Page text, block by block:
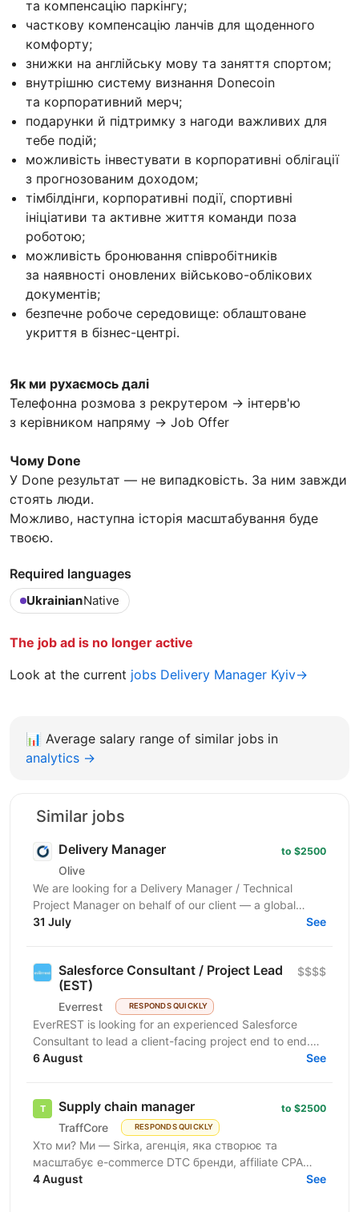
та компенсацію паркінгу;
часткову компенсацію ланчів для щоденного
комфорту;
знижки на англійську мову та заняття спортом;
внутрішню систему визнання Donecoin
та корпоративний мерч;
подарунки й підтримку з нагоди важливих для
тебе подій;
можливість інвестувати в корпоративні облігації
з прогнозованим доходом;
тімбілдінги, корпоративні події, спортивні
ініціативи та активне життя команди поза
роботою;
можливість бронювання співробітників
за наявності оновлених військово-облікових
документів;
безпечне робоче середовище: облаштоване
укриття в бізнес-центрі.
Як ми рухаємось далі
Телефонна розмова з рекрутером → інтерв'ю
з керівником напряму → Job Offer
Чому Done
У Done результат — не випадковість. За ним завжди
стоять люди.
Можливо, наступна історія масштабування буде
твоєю.
Required languages
UkrainianNative
The job ad is no longer active
Look at the current jobs Delivery Manager Kyiv→
📊 Average salary range of similar jobs in
analytics →
Similar jobs
Delivery Manager
Olive
to $2500
We are looking for a Delivery Manager / Technical
Project Manager on behalf of our client — a global
technology company building large-scale web data...
31 July See
Salesforce Consultant / Project Lead
(EST)
Everrest RESPONDS QUICKLY
$$$$
EverREST is looking for an experienced Salesforce
Consultant to lead a client-facing project end to end.
You will own delivery, discovery, and...
6 August See
Supply chain manager
TraffCore RESPONDS QUICKLY
to $2500
Хто ми? Ми — Sirka, агенція, яка створює та
масштабує e-commerce DTC бренди, affiliate CPA
пропозиції. У нас є власні бренди, і ми ведемо
4 August See